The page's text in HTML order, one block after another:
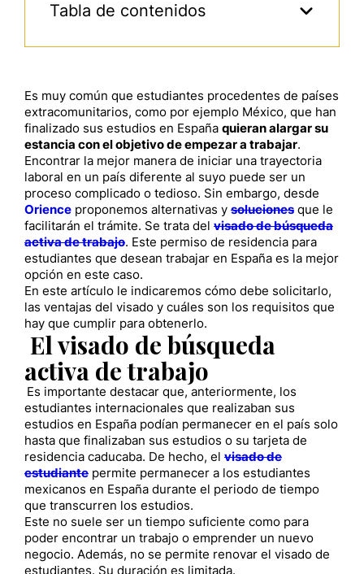
Tabla de contenidos
Es muy común que estudiantes procedentes de países
extracomunitarios, como por ejemplo México, que han
finalizado sus estudios en España quieran alargar su
estancia con el objetivo de empezar a trabajar.
Encontrar la mejor manera de iniciar una trayectoria
laboral en un país diferente al suyo puede ser un
proceso complicado o tedioso. Sin embargo, desde
Orience proponemos alternativas y soluciones que le
facilitarán el trámite. Se trata del visado de búsqueda
activa de trabajo. Este permiso de residencia para
estudiantes que desean trabajar en España es la mejor
opción en este caso.
En este artículo le indicaremos cómo debe solicitarlo,
las ventajas del visado y cuáles son los requisitos que
hay que cumplir para obtenerlo.
El visado de búsqueda
activa de trabajo
Es importante destacar que, anteriormente, los
estudiantes internacionales que realizaban sus
estudios en España podían permanecer en el país solo
hasta que finalizaban sus estudios o su tarjeta de
residencia caducaba. De hecho, el visado de
estudiante permite permanecer a los estudiantes
mexicanos en España durante el periodo de tiempo
que transcurren los estudios.
Este no suele ser un tiempo suficiente como para
poder encontrar un trabajo o emprender un nuevo
negocio. Además, no se permite renovar el visado de
estudiantes. Su duración es limitada.